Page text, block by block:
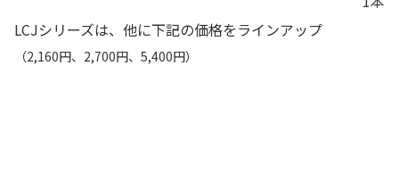
LCJシリーズは、他に下記の価格をラインアップ
（2,160円、2,700円、5,400円）